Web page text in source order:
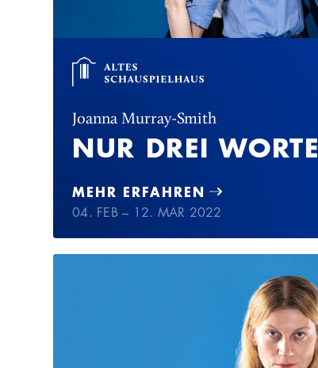
Joanna Murray-Smith
NUR DREI WORTE
MEHR ERFAHREN
04. FEB – 12. MAR 2022